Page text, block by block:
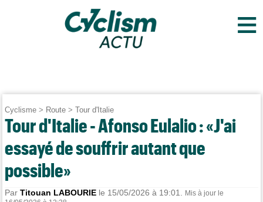
≡
Cyclisme > Route >Tour d'Italie
Tour d'Italie - Afonso Eulalio : «J'ai
essayé de souffrir autant que
possible»
ParTitouan LABOURIE le 15/05/2026 à 19:01.
Mis à jour le